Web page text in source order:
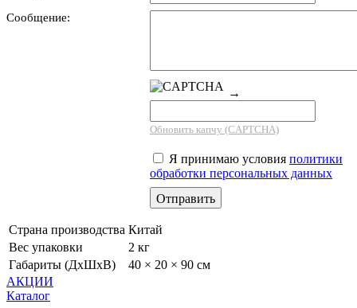
Сообщение:
→
Обновить капчу (CAPTCHA)
Я принимаю условия политики
обработки персональных данных
Страна производства Китай
Вес упаковки
2 кг
Габариты (ДхШхВ)
40 × 20 × 90 см
АКЦИИ
Каталог